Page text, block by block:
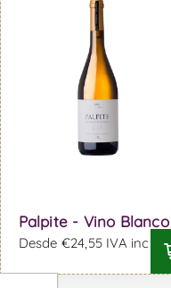
Palpite - Vino Blanco
Desde €24,55 IVA incl.